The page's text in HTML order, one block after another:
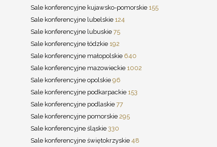
Sale konferencyjne kujawsko-pomorskie 155
Sale konferencyjne lubelskie 124
Sale konferencyjne lubuskie 75
Sale konferencyjne łódzkie 192
Sale konferencyjne małopolskie 640
Sale konferencyjne mazowieckie 1002
Sale konferencyjne opolskie 96
Sale konferencyjne podkarpackie 153
Sale konferencyjne podlaskie 77
Sale konferencyjne pomorskie 295
Sale konferencyjne śląskie 330
Sale konferencyjne świętokrzyskie 48